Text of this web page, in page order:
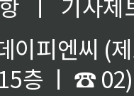
ㅣ
기사제
이피엔씨 (
층 ㅣ ☎